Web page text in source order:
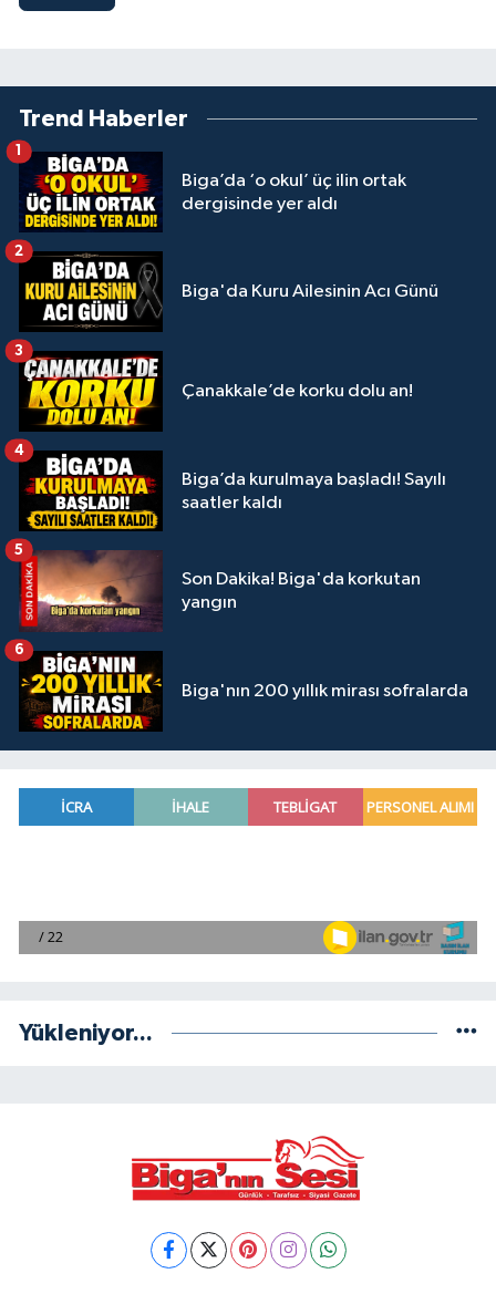
Trend Haberler
Biga’da ‘o okul’ üç ilin ortak
dergisinde yer aldı
1
Biga'da Kuru Ailesinin Acı Günü
2
Çanakkale’de korku dolu an!
3
Biga’da kurulmaya başladı! Sayılı
saatler kaldı
4
Son Dakika! Biga'da korkutan
yangın
5
Biga'nın 200 yıllık mirası sofralarda
6
Yükleniyor...